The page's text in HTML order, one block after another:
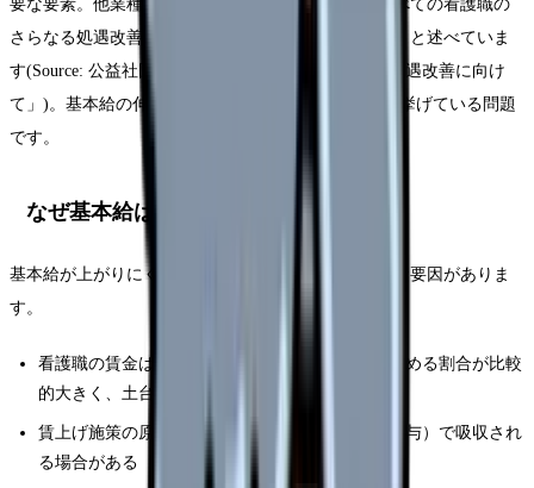
要な要素。他業種の賃金に遅れを取らないよう、すべての看護職の
さらなる処遇改善に向けて全力を尽くしていきたい」と述べていま
す(Source: 公益社団法人日本看護協会「看護職員の処遇改善に向け
て」)。基本給の伸び悩みは、協会自身が課題として挙げている問題
です。
なぜ基本給は上がりにくいのか
基本給が上がりにくい背景には、いくつかの構造的な要因がありま
す。
看護職の賃金は、賞与や夜勤手当などの手当が占める割合が比較
的大きく、土台の基本給が伸びにくい
賃上げ施策の原資が、基本給ではなく一時金（賞与）で吸収され
る場合がある